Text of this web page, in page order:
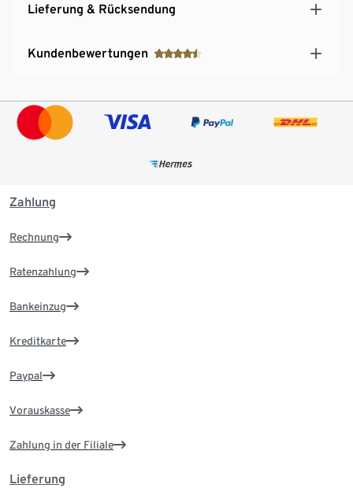
Lieferung & Rücksendung
Kundenbewertungen
Zahlung
Rechnung
Ratenzahlung
Bankeinzug
Kreditkarte
Paypal
Vorauskasse
Zahlung in der Filiale
Lieferung